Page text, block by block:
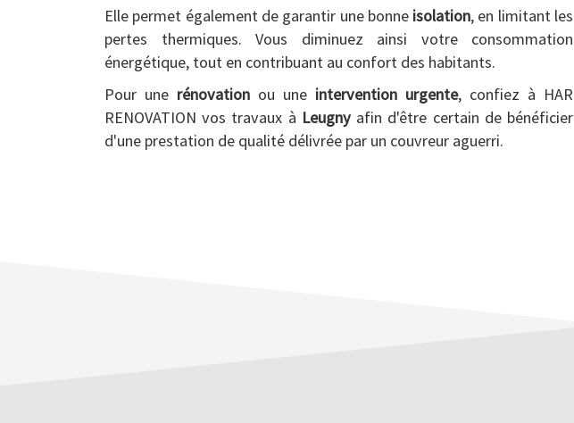
Elle permet également de garantir une bonne isolation, en limitant les
pertes thermiques. Vous diminuez ainsi votre consommation
énergétique, tout en contribuant au confort des habitants.
Pour une rénovation ou une intervention urgente, confiez à HAR
RENOVATION vos travaux à Leugnyafin d'être certain de bénéficier
d'une prestation de qualité délivrée par un couvreur aguerri.